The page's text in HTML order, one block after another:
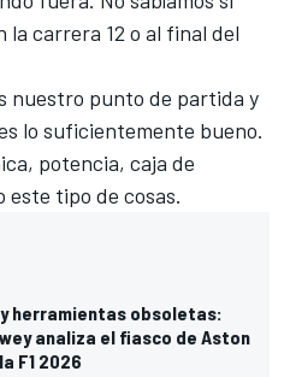
la carrera 12 o al final del
nuestro punto de partida y
lo suficientemente bueno.
potencia, caja de
este tipo de cosas.
herramientas obsoletas:
analiza el fiasco de Aston
F1 2026